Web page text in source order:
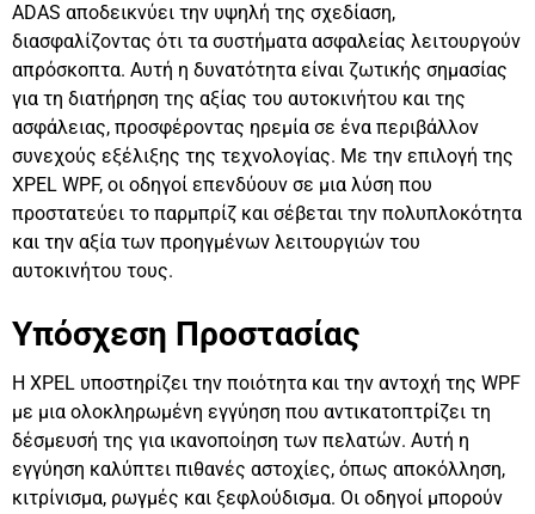
ADAS αποδεικνύει την υψηλή της σχεδίαση,
διασφαλίζοντας ότι τα συστήματα ασφαλείας λειτουργούν
απρόσκοπτα. Αυτή η δυνατότητα είναι ζωτικής σημασίας
για τη διατήρηση της αξίας του αυτοκινήτου και της
ασφάλειας, προσφέροντας ηρεμία σε ένα περιβάλλον
συνεχούς εξέλιξης της τεχνολογίας. Με την επιλογή της
XPEL WPF, οι οδηγοί επενδύουν σε μια λύση που
προστατεύει το παρμπρίζ και σέβεται την πολυπλοκότητα
και την αξία των προηγμένων λειτουργιών του
αυτοκινήτου τους.
Υπόσχεση Προστασίας
Η XPEL υποστηρίζει την ποιότητα και την αντοχή της WPF
με μια ολοκληρωμένη εγγύηση που αντικατοπτρίζει τη
δέσμευσή της για ικανοποίηση των πελατών. Αυτή η
εγγύηση καλύπτει πιθανές αστοχίες, όπως αποκόλληση,
κιτρίνισμα, ρωγμές και ξεφλούδισμα. Οι οδηγοί μπορούν